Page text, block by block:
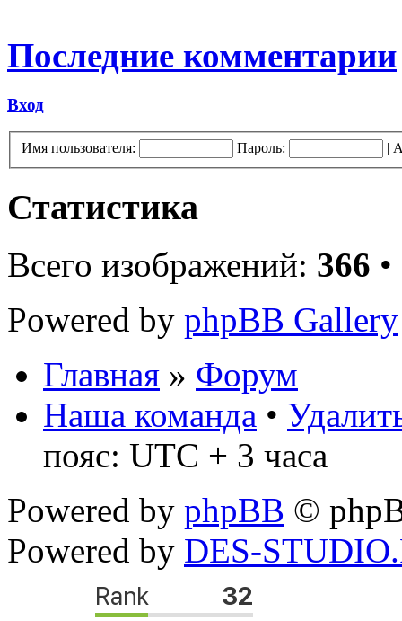
Последние комментарии
Вход
Имя пользователя: Пароль: |
Статистика
Всего изображений: 366
Powered by phpBB Gallery
Главная » Форум
Наша команда •
пояс: UTC + 3 часа
Powered by phpBB ©
Powered by DES-